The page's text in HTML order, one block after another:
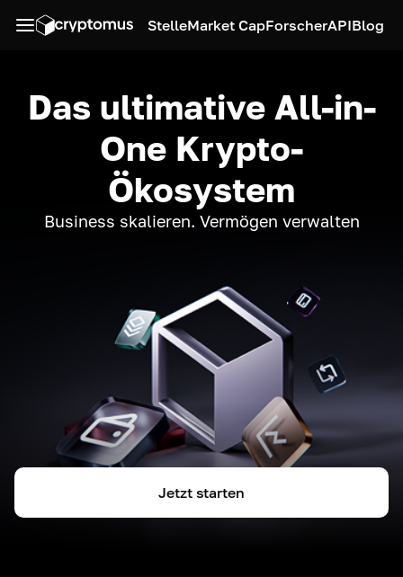
StelleMarket CapForscherAPIBlog
Das ultimative All-in-
One Krypto-
Ökosystem
Business skalieren. Vermögen verwalten
Jetzt starten